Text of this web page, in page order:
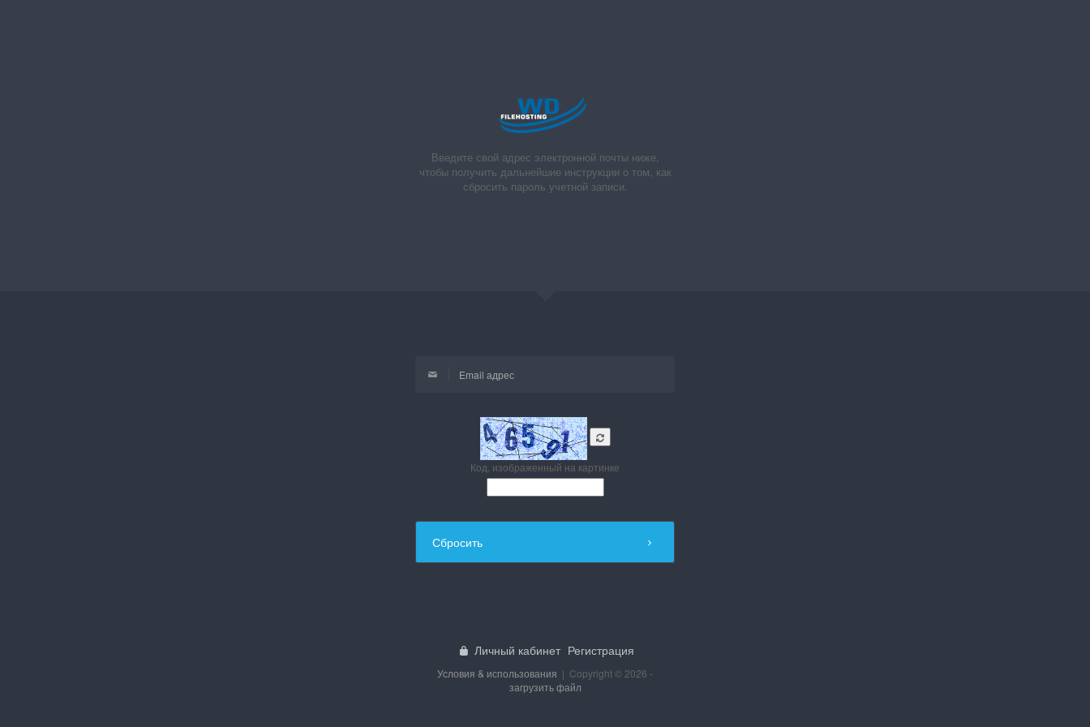
Введите свой адрес электронной почты ниже,
чтобы получить дальнейшие инструкции о том, как
сбросить пароль учетной записи.
Код, изображенный на картинке
Сбросить
Личный кабинет Регистрация
Условия & использования | Copyright © 2026 -
загрузить файл